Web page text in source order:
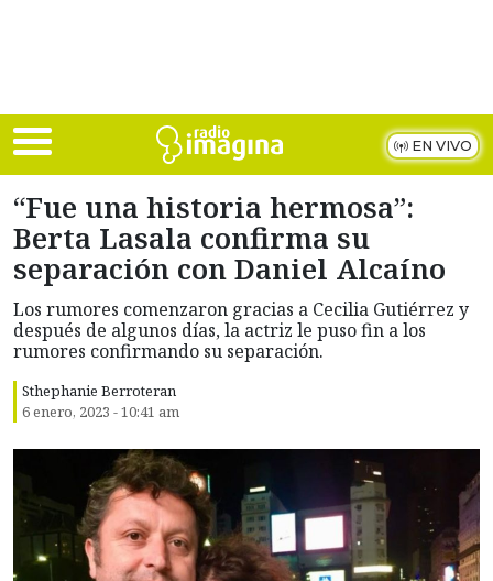
EN VIVO
“Fue una historia hermosa”:
Berta Lasala confirma su
separación con Daniel Alcaíno
Los rumores comenzaron gracias a Cecilia Gutiérrez y
después de algunos días, la actriz le puso fin a los
rumores confirmando su separación.
Sthephanie Berroteran
6 enero, 2023 - 10:41 am